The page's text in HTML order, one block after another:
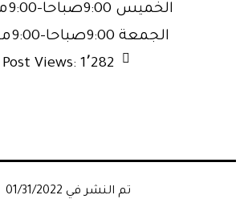
الخميس 9:00صباحا-9:00مساءا
الجمعة 9:00صباحا-9:00مساءا
Post Views: 1٬282
تم النشر في 01/31/2022